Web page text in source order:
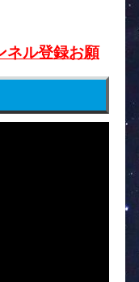
ネル登録お願